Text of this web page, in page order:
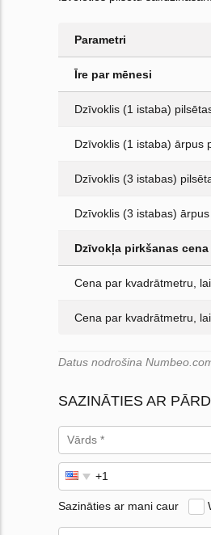
Parametri
Īre par mēnesi
Dzīvoklis (1 istaba)
Dzīvoklis (1 istaba) ārpus
Dzīvoklis (3 istabas)
Dzīvoklis (3 istabas)
Dzīvokļa pirkšanas cena
Cena par kvadrātmetru,
Cena par kvadrātmetru,
Datus nodrošina
SAZINĀTIES AR
Sazināties ar mani caur